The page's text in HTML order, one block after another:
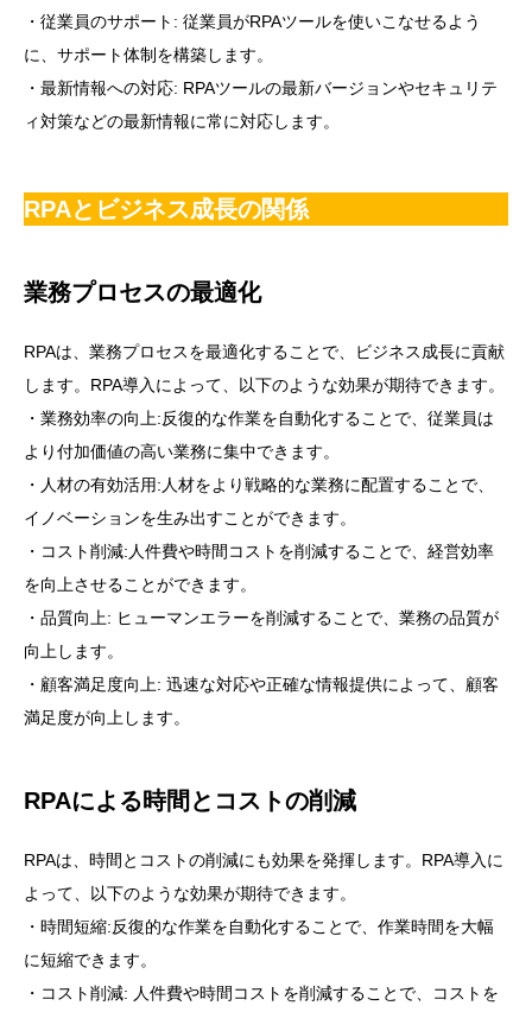
・従業員のサポート: 従業員がRPAツールを使いこなせるよう
に、サポート体制を構築します。
・最新情報への対応: RPAツールの最新バージョンやセキュリテ
ィ対策などの最新情報に常に対応します。
RPAとビジネス成長の関係
業務プロセスの最適化
RPAは、業務プロセスを最適化することで、ビジネス成長に貢献
します。RPA導入によって、以下のような効果が期待できます。
・業務効率の向上:反復的な作業を自動化することで、従業員は
より付加価値の高い業務に集中できます。
・人材の有効活用:人材をより戦略的な業務に配置することで、
イノベーションを生み出すことができます。
・コスト削減:人件費や時間コストを削減することで、経営効率
を向上させることができます。
・品質向上: ヒューマンエラーを削減することで、業務の品質が
向上します。
・顧客満足度向上: 迅速な対応や正確な情報提供によって、顧客
満足度が向上します。
RPAによる時間とコストの削減
RPAは、時間とコストの削減にも効果を発揮します。RPA導入に
よって、以下のような効果が期待できます。
・時間短縮:反復的な作業を自動化することで、作業時間を大幅
に短縮できます。
・コスト削減: 人件費や時間コストを削減することで、コストを